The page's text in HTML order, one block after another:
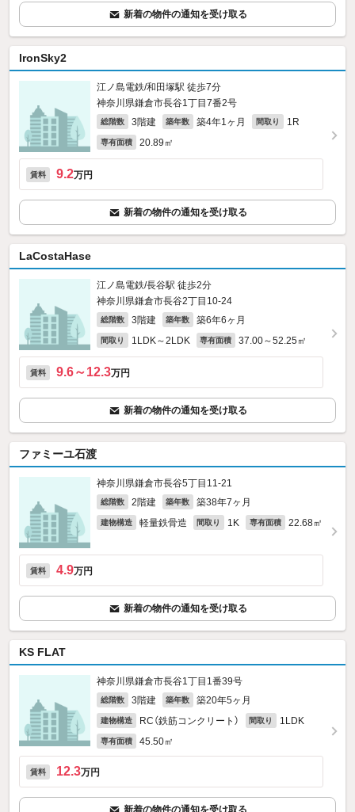
新着の物件の通知を受け取る
IronSky2
江ノ島電鉄/和田塚駅 徒歩7分
神奈川県鎌倉市長谷1丁目7番2号
総階数 3階建 築年数 築4年1ヶ月 間取り 1R
専有面積 20.89㎡
賃料 9.2万円
新着の物件の通知を受け取る
LaCostaHase
江ノ島電鉄/長谷駅 徒歩2分
神奈川県鎌倉市長谷2丁目10-24
総階数 3階建 築年数 築6年6ヶ月
間取り 1LDK～2LDK 専有面積 37.00～52.25㎡
賃料 9.6～12.3万円
新着の物件の通知を受け取る
ファミーユ石渡
神奈川県鎌倉市長谷5丁目11-21
総階数 2階建 築年数 築38年7ヶ月
建物構造 軽量鉄骨造 間取り 1K 専有面積 22.68㎡
賃料 4.9万円
新着の物件の通知を受け取る
KS FLAT
神奈川県鎌倉市長谷1丁目1番39号
総階数 3階建 築年数 築20年5ヶ月
建物構造 RC（鉄筋コンクリート） 間取り 1LDK
専有面積 45.50㎡
賃料 12.3万円
新着の物件の通知を受け取る